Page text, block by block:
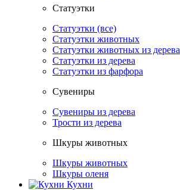
Статуэтки
Статуэтки (все)
Статуэтки животных
Статуэтки животных из дерева
Статуэтки из дерева
Статуэтки из фарфора
Сувениры
Сувениры из дерева
Трости из дерева
Шкуры животных
Шкуры животных
Шкуры оленя
Кухни